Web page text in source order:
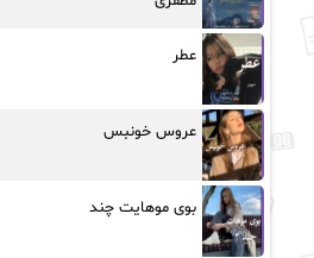
عطر
عروس خونبس
بوی موهایت چند